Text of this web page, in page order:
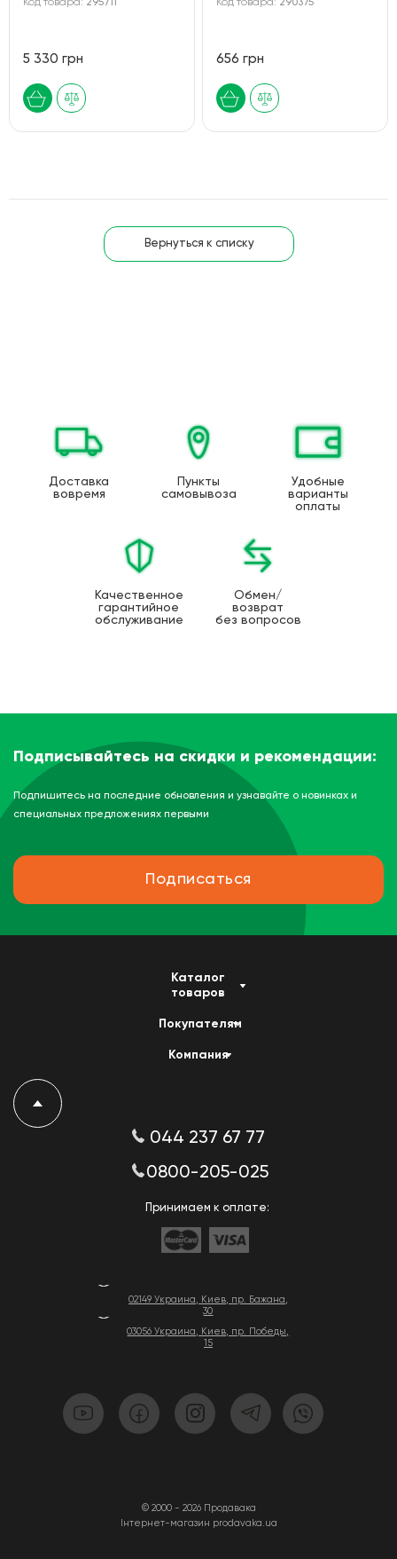
Код товара: 295711
5 330 грн
Код товара: 290375
656 грн
Вернуться к списку
Доставка
вовремя
Пункты
самовывоза
Удобные
варианты
оплаты
Качественное
гарантийное
обслуживание
Обмен/
возврат
без вопросов
Подписывайтесь на скидки и рекомендации:
Подпишитесь на последние обновления и узнавайте о новинках и
специальных предложениях первыми
Подписаться
02149 Украина, Киев, пр. Бажана,
30
03056 Украина, Киев, пр. Победы,
15
© 2000 - 2026 Продавака
Інтернет-магазин prodavaka.ua
Каталог
товаров
Покупателям
Компания
044 237 67 77
0800-205-025
Принимаем к оплате: